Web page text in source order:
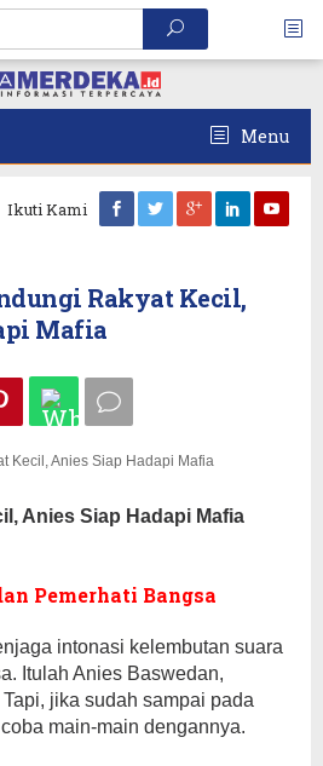
Menu
Ikuti Kami
Rakyat Kecil,
Mafia
Anies Siap Hadapi Mafia
Pemerhati Bangsa
intonasi kelembutan suara
Itulah Anies Baswedan,
jika sudah sampai pada
main-main dengannya.